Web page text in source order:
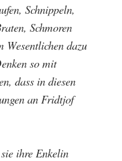
Schnippeln,
Schmoren
dazu
so mit
dass in diesen
an Fridtjof
ihre Enkelin